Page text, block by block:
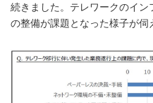
続きました。テレワークのイ
の整備が課題となった様子が伺